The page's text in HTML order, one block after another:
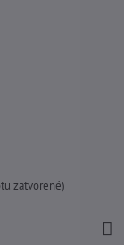
zatvorené)